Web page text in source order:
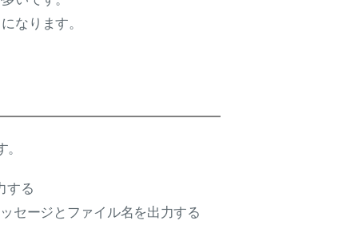
なります。
する
セージとファイル名を出力する